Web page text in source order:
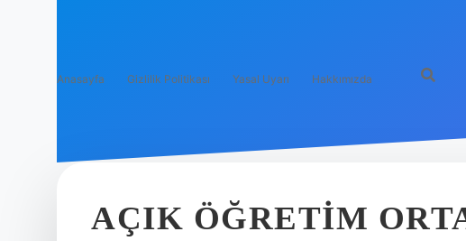
Anasayfa Gizlilik Politikası Yasal Uyarı Hakkımızda
AÇIK ÖĞRETIM